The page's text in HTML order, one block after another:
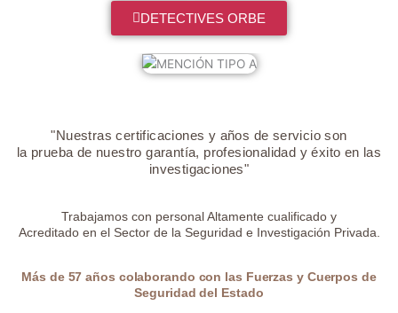
DETECTIVES ORBE
"Nuestras certificaciones y años de servicio son
la prueba de nuestro garantía, profesionalidad y éxito en las
investigaciones"
Trabajamos con personal Altamente cualificado y
Acreditado en el Sector de la Seguridad e Investigación Privada.
Más de 57 años colaborando con las Fuerzas y Cuerpos de
Seguridad del Estado